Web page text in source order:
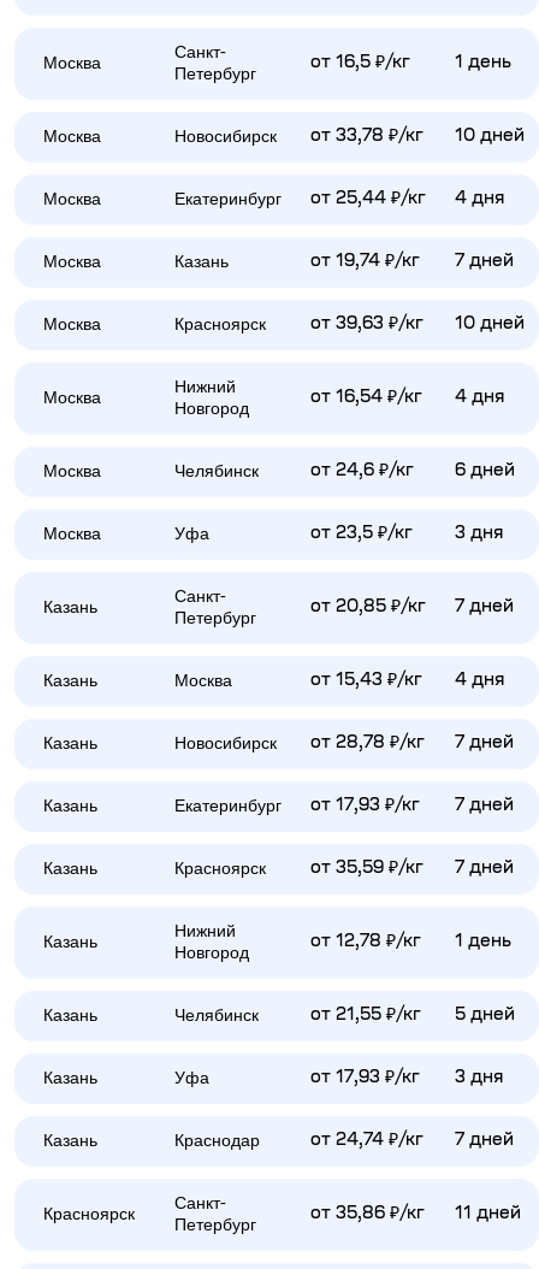
Москва
Санкт-
Петербург
от 16,5 ₽/кг 1 день
Москва Новосибирск от 33,78 ₽/кг 10 дней
Москва Екатеринбург от 25,44 ₽/кг 4 дня
Москва Казань от 19,74 ₽/кг 7 дней
Москва Красноярск от 39,63 ₽/кг 10 дней
Москва
Нижний
Новгород
от 16,54 ₽/кг 4 дня
Москва Челябинск от 24,6 ₽/кг 6 дней
Москва Уфа от 23,5 ₽/кг 3 дня
Казань
Санкт-
Петербург
от 20,85 ₽/кг 7 дней
Казань Москва от 15,43 ₽/кг 4 дня
Казань Новосибирск от 28,78 ₽/кг 7 дней
Казань Екатеринбург от 17,93 ₽/кг 7 дней
Казань Красноярск от 35,59 ₽/кг 7 дней
Казань
Нижний
Новгород
от 12,78 ₽/кг 1 день
Казань Челябинск от 21,55 ₽/кг 5 дней
Казань Уфа от 17,93 ₽/кг 3 дня
Казань Краснодар от 24,74 ₽/кг 7 дней
Красноярск
Санкт-
Петербург
от 35,86 ₽/кг 11 дней